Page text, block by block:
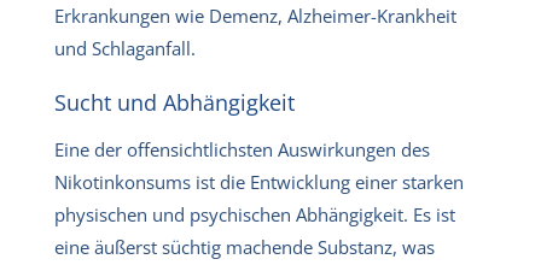
Erkrankungen wie Demenz, Alzheimer-Krankheit
und Schlaganfall.
Sucht und Abhängigkeit
Eine der offensichtlichsten Auswirkungen des
Nikotinkonsums ist die Entwicklung einer starken
physischen und psychischen Abhängigkeit. Es ist
eine äußerst süchtig machende Substanz, was